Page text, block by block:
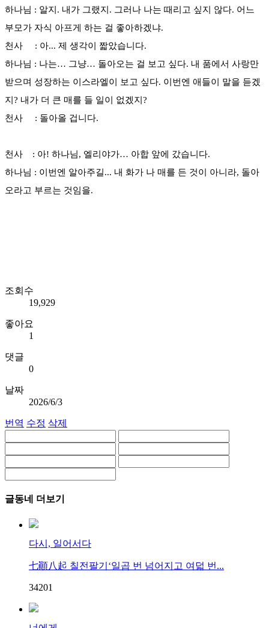
하나님 : 알지. 내가 그랬지. 그러나 나는 때리고 싶지 않다. 어느
부모가 자식 아프게 하는 걸 좋아하겠냐.
천사 : 아... 제 생각이 짧았습니다.
하나님 : 나는… 그냥… 돌아오는 걸 보고 싶다. 내 품에서 사랑만
받으며 성장하는 이스라엘이 보고 싶다. 이번엔 애들이 말을 듣겠
지? 내가 더 큰 매를 들 일이 없겠지?
천사 : 돌아올 겁니다.
천사 : 아! 하나님, 엘리야가… 아합 앞에 갔습니다.
하나님 : 이번엔 알아주길... 내 화가 나 매를 든 것이 아니라, 돌아
오라고 부르는 것임을.
조회수
19,929
좋아요
1
댓글
0
날짜
2026/6/3
번역 수정 삭제
글동네 더보기
다시, 일어서다
七顚八起 칠전팔기‘일곱 번 넘어지고 여덟 번...
34201